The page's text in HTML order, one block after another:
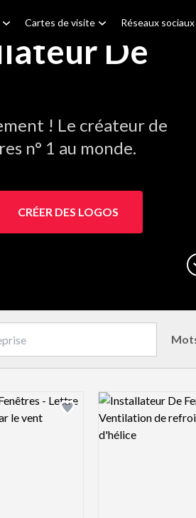
Cartes de visite Réseaux sociaux
De
! Le créateur de
n° 1 au monde.
CRÉER DES LOGOS
Add logo to shortlist
Logo preview image